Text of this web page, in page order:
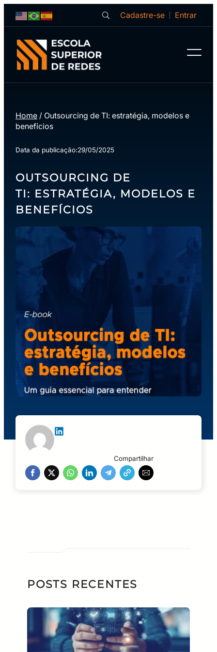
Cadastre-se Entrar
Home / Outsourcing de TI: estratégia, modelos e
benefícios
Data da publicação:29/05/2025
OUTSOURCING DE
TI: ESTRATÉGIA, MODELOS E
BENEFÍCIOS
Compartilhar
POSTS RECENTES